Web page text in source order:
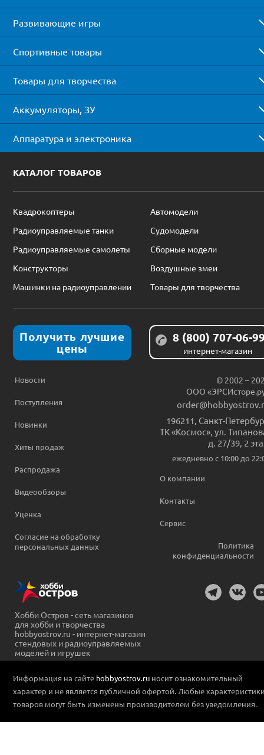
Развивающие игры
Спортивные товары
Товары для творчества
Аккумуляторы, ЗУ
Аппаратура и электроника
КАТАЛОГ ТОВАРОВ
Квадрокоптеры
Автомодели
Радиоуправляемые танки
Судомодели
Радиоуправляемые самолеты
Сборные модели
Конструкторы
Воздушные змеи
Машинки на радиоуправлении
Товары для творчества
Получить лучшие
цены
8 (800) 707-06-
интернет-магазин
Новости
Поступления
Новинки
Хиты продаж
Распродажа
Видеообзоры
Уценка
Согласие на обработку
персональных данных
© 2002 –
ООО
196211 Санкт-
ТК «Космос», ул.
д. 27/39, 2
ежедневно c 10:00 до
О компании
Контакты
Сервис
Политика
конфиденциальности
Хобби Остров - сеть магазинов
для хобби и творчества
hobbyostrov.ru - интернет-магазин
стендовых и радиоуправляемых
моделей и игрушек
Информация на сайте hobbyostrov.ru носит ознакомительный
характер и не является публичной офертой. Любые
товаров могут быть изменены производителем без уведомления.